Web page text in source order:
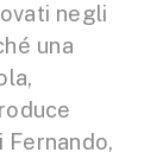
negli
una